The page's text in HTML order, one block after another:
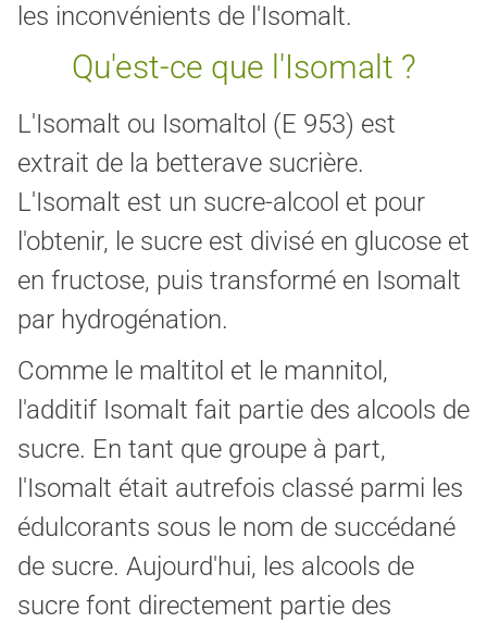
les inconvénients de l'Isomalt.
Qu'est-ce que l'Isomalt ?
L'Isomalt ou Isomaltol (E 953) est
extrait de la betterave sucrière.
L'Isomalt est un sucre-alcool et pour
l'obtenir, le sucre est divisé en glucose et
en fructose, puis transformé en Isomalt
par hydrogénation.
Comme le maltitol et le mannitol,
l'additif Isomalt fait partie des alcools de
sucre. En tant que groupe à part,
l'Isomalt était autrefois classé parmi les
édulcorants sous le nom de succédané
de sucre. Aujourd'hui, les alcools de
sucre font directement partie des